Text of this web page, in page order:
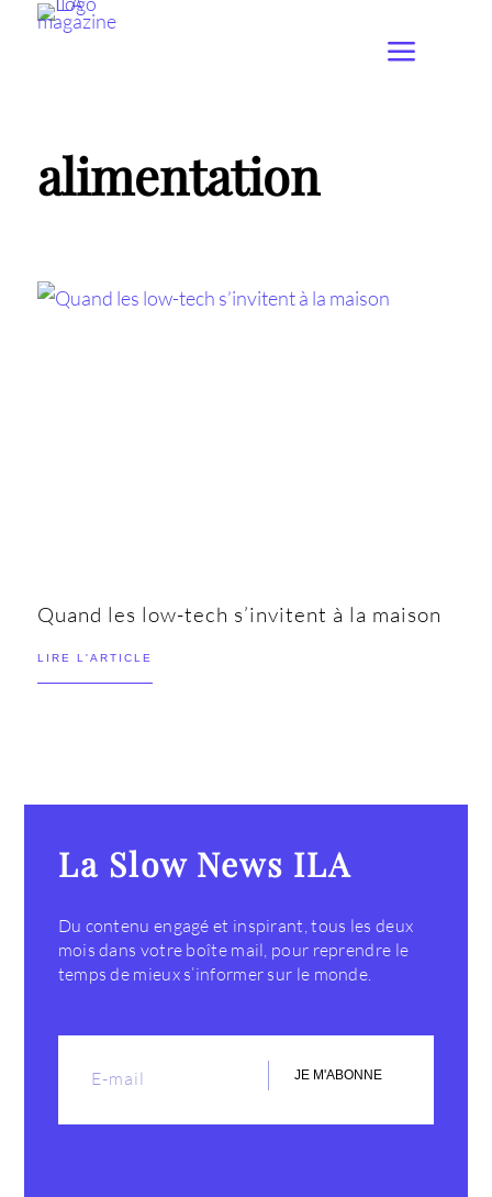
alimentation
Quand les low-tech s’invitent à la maison
LIRE L'ARTICLE
La Slow News ILA
Du contenu engagé et inspirant, tous les deux
mois dans votre boîte mail, pour reprendre le
temps de mieux s’informer sur le monde.
JE M'ABONNE